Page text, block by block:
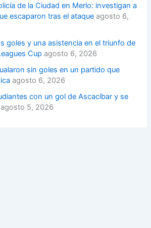
de la Ciudad en Merlo: investigan a
escaparon tras el ataque agosto 6,
goles y una asistencia en el triunfo de
Cup agosto 6, 2026
sin goles en un partido que
agosto 6, 2026
con un gol de Ascacíbar y se
agosto 5, 2026